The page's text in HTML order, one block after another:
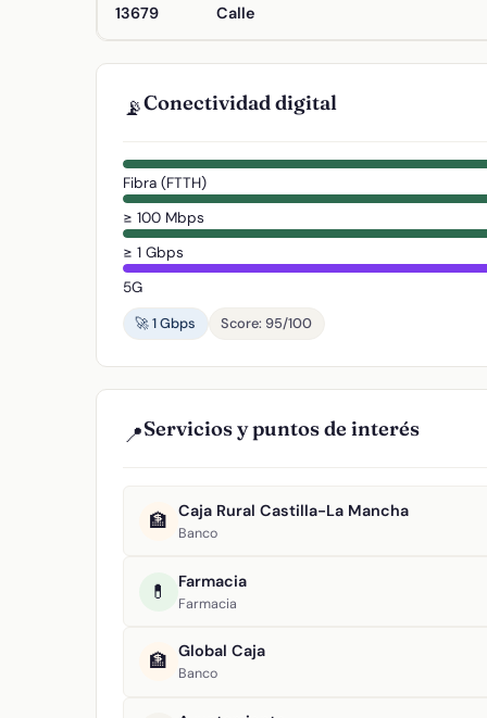
13679 Calle
📡Conectividad digital
Fibra (FTTH)
≥ 100 Mbps
≥ 1 Gbps
5G
🚀 1 Gbps
Score: 95/100
📍Servicios y puntos de interés
🏦 Caja Rural Castilla-La Mancha
Banco
💊 Farmacia
Farmacia
🏦 Global Caja
Banco